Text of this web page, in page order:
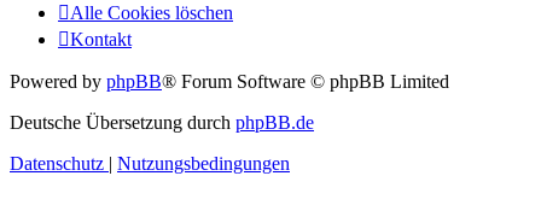
Alle Cookies löschen
Kontakt
Powered by phpBB® Forum Software © phpBB Limited
Deutsche Übersetzung durch phpBB.de
Datenschutz | Nutzungsbedingungen